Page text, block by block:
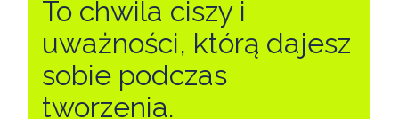
To chwila ciszy i
uważności, którą dajesz
sobie podczas
tworzenia.